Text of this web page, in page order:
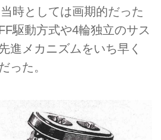
時としては画期的だった
駆動方式や4輪独立のサス
進メカニズムをいち早く
った。